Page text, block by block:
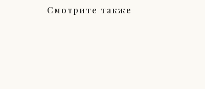
Смотрите также